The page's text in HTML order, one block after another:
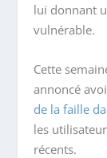
lui donnant
vulnérable.
Cette
annoncé
de la faille
les
récents.